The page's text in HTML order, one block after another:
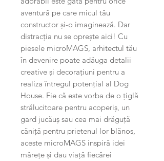
aventură pe care micul tău
constructor și-o imaginează. Dar
distracția nu se oprește aici! Cu
piesele microMAGS, arhitectul tău
în devenire poate adăuga detalii
creative și decorațiuni pentru a
realiza întregul potențial al Dog
House. Fie că este vorba de o țiglă
strălucitoare pentru acoperiș, un
gard jucăuș sau cea mai drăguță
căniță pentru prietenul lor blănos,
aceste microMAGS inspiră idei
mărețe și dau viață fiecărei